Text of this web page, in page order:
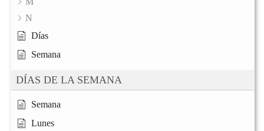
N
Días
Semana
DÍAS DE LA SEMANA
Semana
Lunes